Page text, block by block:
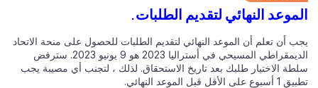
النهائي لتقديم الطلبات.
أن تعلم أن الموعد النهائي لتقديم الطلبات للحصول على منحة الاتحاد
الديمقراطي المسيحي في أستراليا 2023 هو 9 يونيو 2023. سترفض
الاختيار طلبك بعد تاريخ الاستحقاق. لذلك ، لتجنب أي مصيبة يجب
الأقل قبل الموعد النهائي.